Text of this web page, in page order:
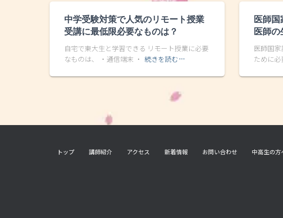
中学受験対策で人気のリモート授業
受講に最低限必要なものは？
自宅で東大生と学習できる リモート授業に必要
なものは、 ・通信端末 ・ 続きを読む…
医師
医師の
医師国
ために
トップ 講師紹介 アクセス 新着情報 お問い合わせ 中高生の方